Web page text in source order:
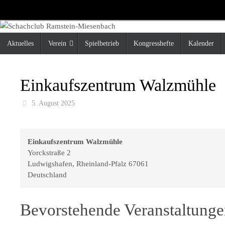
Inhalt
springen
Inhalt
Aktuelles Verein Spielbetrieb Kongresshefte Kalender
Einkaufszentrum Walzmühle
5. August 2025
Einkaufszentrum Walzmühle
Yorckstraße 2
Ludwigshafen, Rheinland-Pfalz 67061
Deutschland
Bevorstehende